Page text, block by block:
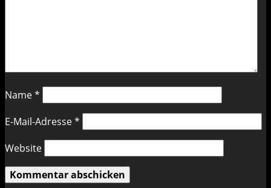
Name*
E-Mail-Adresse*
Website